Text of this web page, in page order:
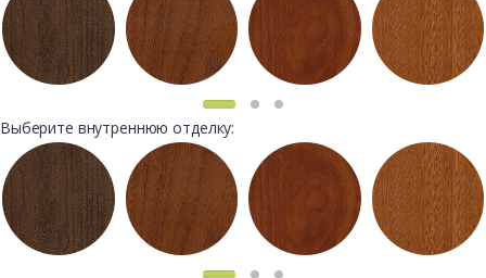
Выберите внутреннюю отделку: